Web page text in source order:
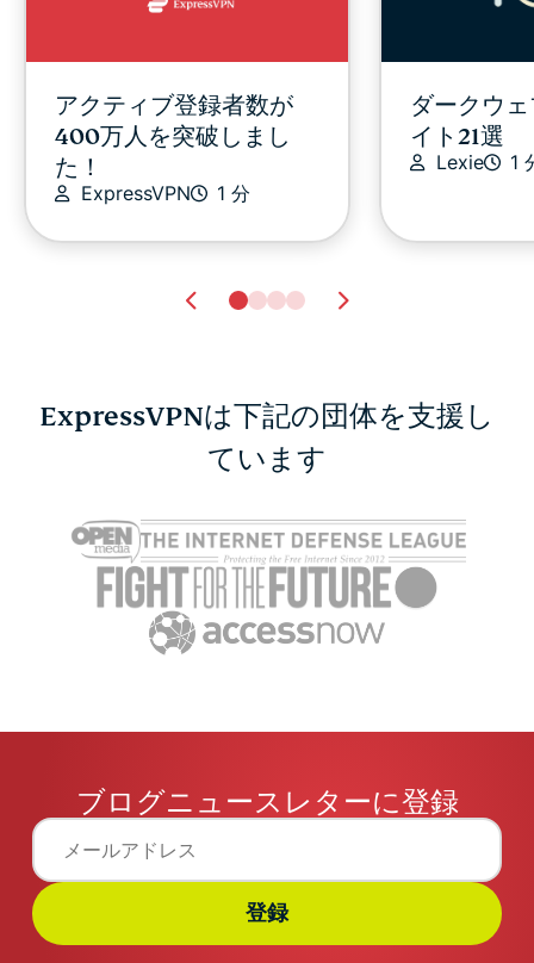
アクティブ登録者数が
400万人を突破しまし
た！
ExpressVPN 1 分
ダークウ
イト21選
Lexie 1
ExpressVPNは下記の団体を支援し
ています
ブログニュースレターに登録
登録